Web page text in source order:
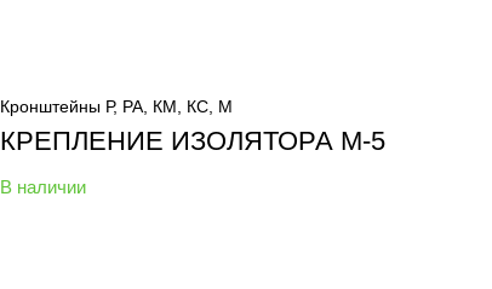
Кронштейны Р, РА, КМ, КС, М
КРЕПЛЕНИЕ ИЗОЛЯТОРА М-5
В наличии